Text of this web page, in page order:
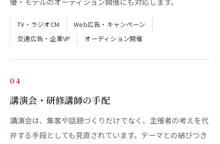
TV・ラジオCM
Web広告・キャンペーン
交通広告・企業VP
オーディション開催
04
講演会・研修講師の手配
講演会は、集客や話題づくりだけでなく、主催者の考えを代
弁する手段としても見直されています。テーマとの結びつき